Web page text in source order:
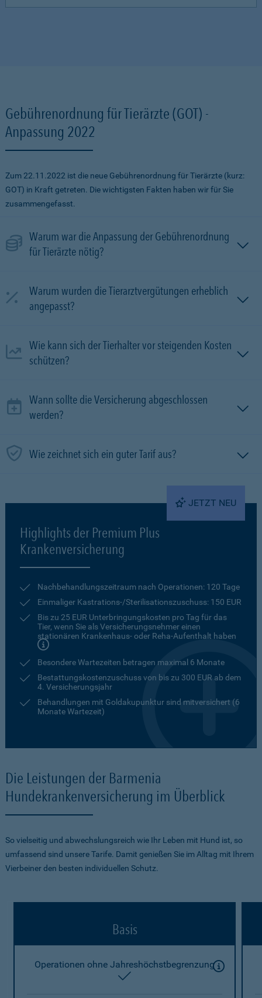
Gebührenordnung für Tierärzte (GOT) -
Anpassung 2022
Zum 22.11.2022 ist die neue Gebührenordnung für Tierärzte (kurz:
GOT) in Kraft getreten. Die wichtigsten Fakten haben wir für Sie
zusammengefasst.
Warum war die Anpassung der Gebührenordnung
für Tierärzte nötig?
Warum wurden die Tierarztvergütungen erheblich
angepasst?
Wie kann sich der Tierhalter vor steigenden Kosten
schützen?
Wann sollte die Versicherung abgeschlossen
werden?
Wie zeichnet sich ein guter Tarif aus?
JETZT NEU
Highlights der Premium Plus
Krankenversicherung
Nachbehandlungszeitraum nach Operationen: 120 Tage
Einmaliger Kastrations-/Sterilisationszuschuss: 150 EUR
Bis zu 25 EUR Unterbringungskosten pro Tag für das
Tier, wenn Sie als Versicherungsnehmer einen
stationären Krankenhaus- oder Reha-Aufenthalt haben
Besondere Wartezeiten betragen maximal 6 Monate
Bestattungskostenzuschuss von bis zu 300 EUR ab dem
4. Versicherungsjahr
Behandlungen mit Goldakupunktur sind mitversichert (6
Monate Wartezeit)
Die Leistungen der Barmenia
Hundekrankenversicherung im Überblick
So vielseitig und abwechslungsreich wie Ihr Leben mit Hund ist, so
umfassend sind unsere Tarife. Damit genießen Sie im Alltag mit Ihrem
Vierbeiner den besten individuellen Schutz.
Basis
Operationen ohne Jahreshöchstbegrenzung